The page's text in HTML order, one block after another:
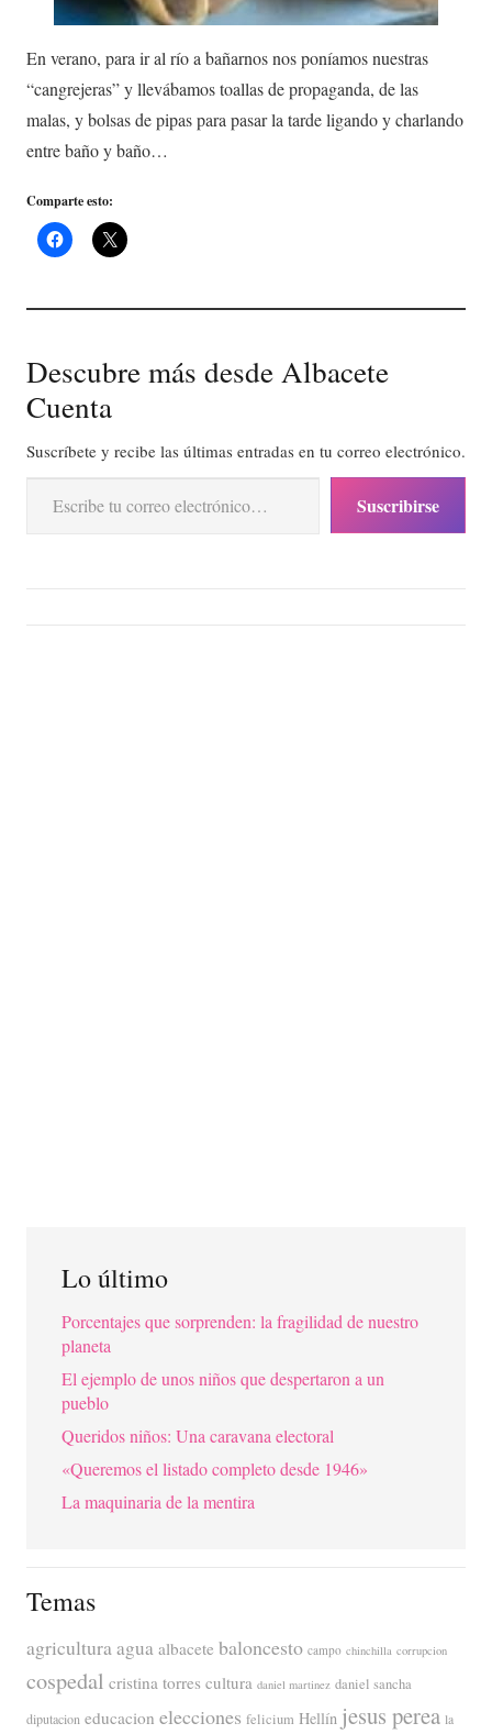
En verano, para ir al río a bañarnos nos poníamos nuestras
“cangrejeras” y llevábamos toallas de propaganda, de las
malas, y bolsas de pipas para pasar la tarde ligando y charlando
entre baño y baño…
Comparte esto:
Descubre más desde Albacete
Cuenta
Suscríbete y recibe las últimas entradas en tu correo electrónico.
Escribe tu correo electrónico…
Suscribirse
Lo último
Porcentajes que sorprenden: la fragilidad de nuestro
planeta
El ejemplo de unos niños que despertaron a un
pueblo
Queridos niños: Una caravana electoral
«Queremos el listado completo desde 1946»
La maquinaria de la mentira
Temas
agriculturaagua albacete baloncesto campo chinchilla corrupcion
cospedal cristina torres cultura daniel martinez daniel sancha
diputacion educacion elecciones felicium Hellín jesus perea la